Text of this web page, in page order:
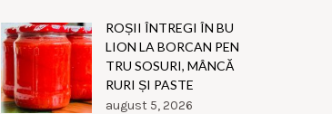
ROȘII ÎNTREGI ÎN BU
LION LA BORCAN PEN
TRU SOSURI, MÂNCĂ
RURI ȘI PASTE
august 5, 2026